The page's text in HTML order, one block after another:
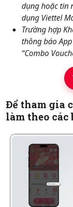
dụng hoặc tin
dụng Viettel
Trường hợp
thông báo
“Combo
Để tham gia
làm theo các